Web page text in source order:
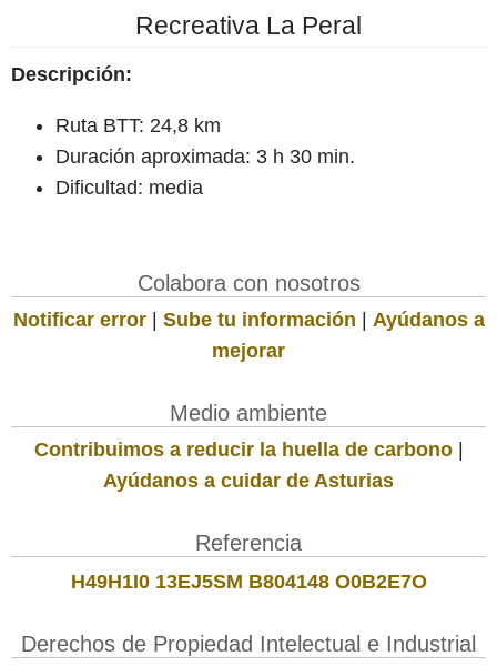
Recreativa La Peral
Descripción:
Ruta BTT: 24,8 km
Duración aproximada: 3 h 30 min.
Dificultad: media
Colabora con nosotros
Notificar error| Sube tu información | Ayúdanos a
mejorar
Medio ambiente
Contribuimos a reducir la huella de carbono|
Ayúdanos a cuidar de Asturias
Referencia
H49H1I0 13EJ5SM B804148 O0B2E7O
Derechos de Propiedad Intelectual e Industrial